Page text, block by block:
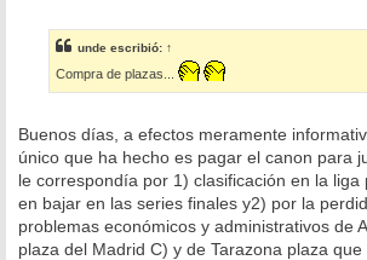
a
j
e
unde escribió: ↑
Compra de plazas...
Buenos días, a efectos meramente
único que ha hecho es pagar el canon para
le correspondía por 1) clasificación en la liga
en bajar en las series finales y2) por la
problemas económicos y administrativos de
plaza del Madrid C) y de Tarazona plaza